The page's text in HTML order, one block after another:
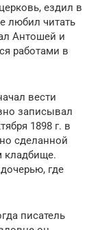
ездил в
любил читать
Антошей и
работами в
вести
записывал
1898 г. в
сделанной
кладбище.
где
писатель